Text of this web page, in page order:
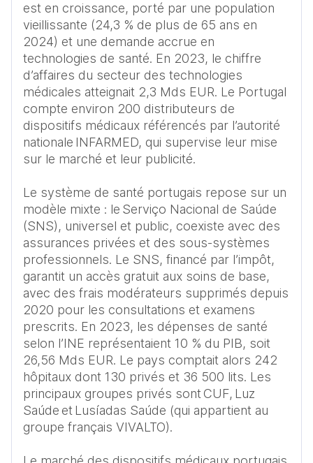
est en croissance, porté par une population
vieillissante (24,3 % de plus de 65 ans en
2024) et une demande accrue en
technologies de santé. En 2023, le chiffre
d’affaires du secteur des technologies
médicales atteignait 2,3 Mds EUR. Le Portugal
compte environ 200 distributeurs de
dispositifs médicaux référencés par l’autorité
nationale INFARMED, qui supervise leur mise
sur le marché et leur publicité.
Le système de santé portugais repose sur un
modèle mixte : le Serviço Nacional de Saúde
(SNS), universel et public, coexiste avec des
assurances privées et des sous-systèmes
professionnels. Le SNS, financé par l’impôt,
garantit un accès gratuit aux soins de base,
avec des frais modérateurs supprimés depuis
2020 pour les consultations et examens
prescrits. En 2023, les dépenses de santé
selon l’INE représentaient 10 % du PIB, soit
26,56 Mds EUR. Le pays comptait alors 242
hôpitaux dont 130 privés et 36 500 lits. Les
principaux groupes privés sont CUF, Luz
Saúde et Lusíadas Saúde (qui appartient au
groupe français VIVALTO).